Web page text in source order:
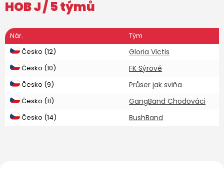
HOB J / 5 týmů
Nár.
Tým
Česko (12)
Gloria Victis
Česko (10) FK Sýrové
Česko (9) Průser jak sviňa
Česko (11) GangBand Chodováci
Česko (14) BushBand